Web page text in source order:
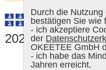
La Favorite
2022, 70 cl, 56 %
Durch die
bestätigen Sie wie
- ich akzeptiere
der
OKEETEE GmbH
- ich habe das
Jahren erreicht.